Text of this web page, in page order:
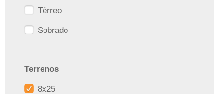
Térreo
Sobrado
Terrenos
8x25